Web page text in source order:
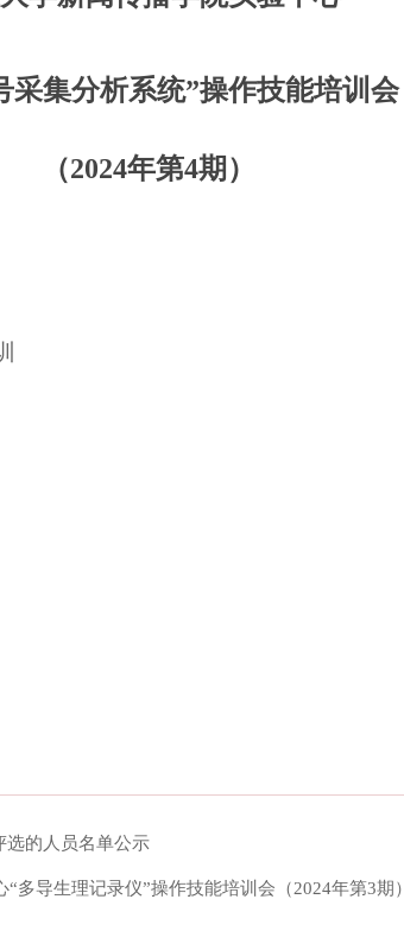
采集分析系统”操作技能培训会
（2024年第4期 ）
选的人员名单公示
多导生理记录仪”操作技能培训会（2024年第3期）